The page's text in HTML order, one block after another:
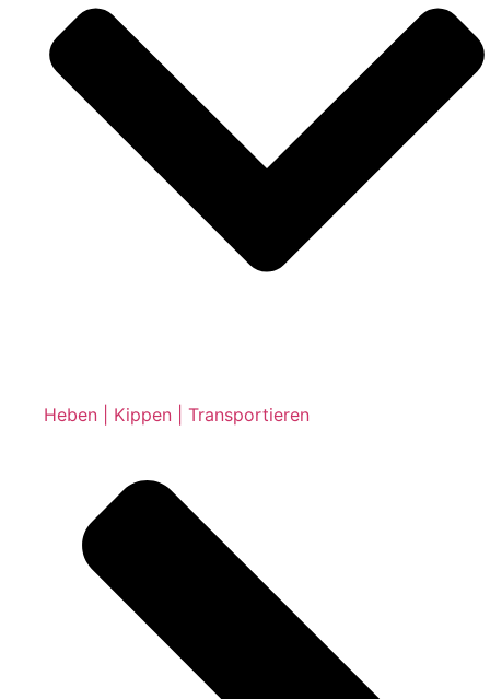
Heben | Kippen | Transportieren